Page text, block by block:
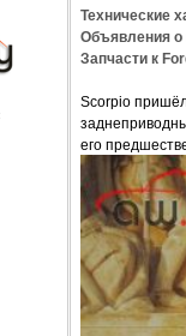
Технические
Объявления о
Запчасти к
Scorpio
его